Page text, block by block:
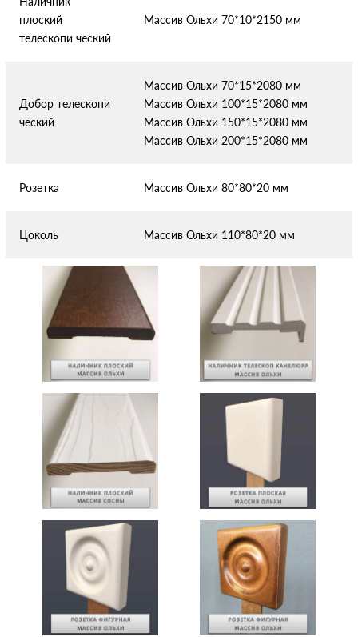
плоский
телескопи ческий
Массив Ольхи 70*10*2150 мм
Добор телескопи
ческий
Массив Ольхи 70*15*2080 мм
Массив Ольхи 100*15*2080 мм
Массив Ольхи 150*15*2080 мм
Массив Ольхи 200*15*2080 мм
Розетка Массив Ольхи 80*80*20 мм
Цоколь Массив Ольхи 110*80*20 мм